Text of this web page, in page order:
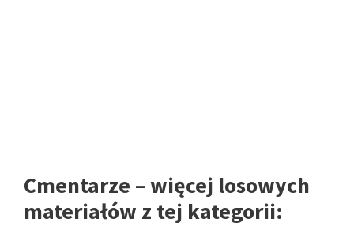
Cmentarze – więcej losowych
materiałów z tej kategorii: